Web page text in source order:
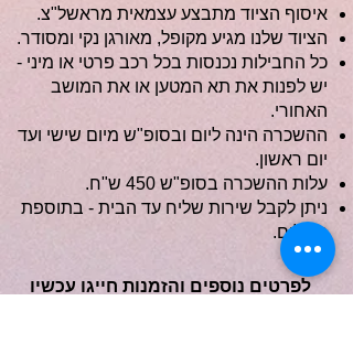
איסוף הציוד מתבצע עצמאית מראשל"צ.
הציוד שלנו מגיע מקופל, מאורגן נקי ומסודר.
כל החבילות נכנסות בכל רכב פרטי או מיני -
יש לפנות את תא המטען או את המושב
האחורי.
ההשכרה הינה ליום ובסופ"ש מיום שישי ועד
יום ראשון.
עלות ההשכרה בסופ"ש 450 ש"ח.
ניתן לקבל שירות שליח עד הבית - בתוספת
תשלום.
לפרטים נוספים והזמנות חייגו עכשיו